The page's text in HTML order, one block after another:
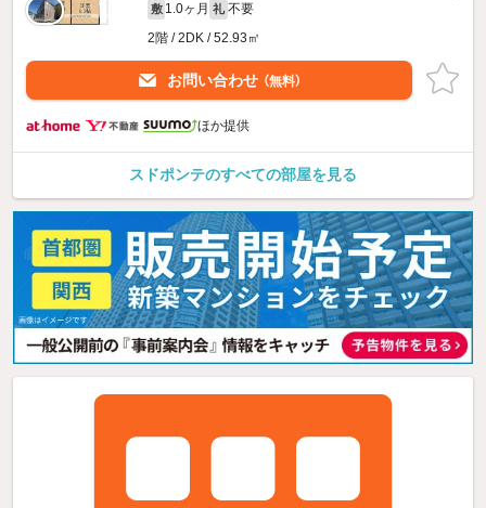
敷 1.0ヶ月 礼 不要
2階 / 2DK / 52.93㎡
お問い合わせ （無料）
ほか提供
スドポンテのすべての部屋を見る